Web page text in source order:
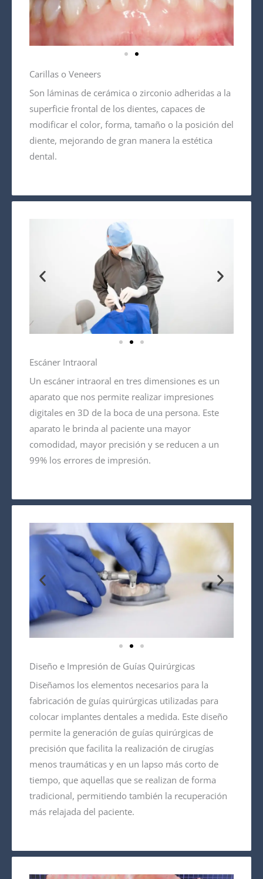
Carillas o Veneers
Son láminas de cerámica o zirconio adheridas a la
superficie frontal de los dientes, capaces de
modificar el color, forma, tamaño o la posición del
diente, mejorando de gran manera la estética
dental.
Escáner Intraoral
Un escáner intraoral en tres dimensiones es un
aparato que nos permite realizar impresiones
digitales en 3D de la boca de una persona. Este
aparato le brinda al paciente una mayor
comodidad, mayor precisión y se reducen a un
99% los errores de impresión.
Diseño e Impresión de Guías Quirúrgicas
Diseñamos los elementos necesarios para la
fabricación de guías quirúrgicas utilizadas para
colocar implantes dentales a medida. Este diseño
permite la generación de guías quirúrgicas de
precisión que facilita la realización de cirugías
menos traumáticas y en un lapso más corto de
tiempo, que aquellas que se realizan de forma
tradicional, permitiendo también la recuperación
más relajada del paciente.